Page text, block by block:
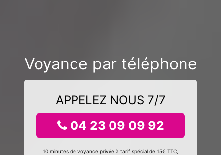
Voyance par téléphone
APPELEZ NOUS 7/7
04 23 09 09 92
10 minutes de voyance privée à tarif spécial de 15€ TTC,